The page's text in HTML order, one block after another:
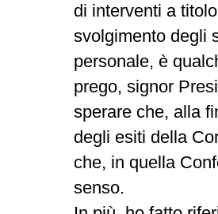
di interventi a
svolgimento degli
personale, è
prego, signor
sperare che, alla
degli esiti della
che, in quella
senso.